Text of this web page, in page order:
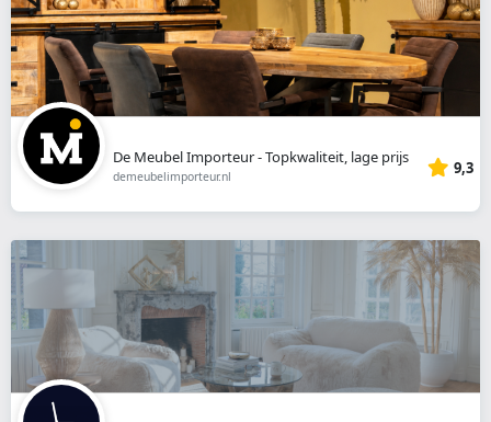
De Meubel Importeur - Topkwaliteit, lage prijs
demeubelimporteur.nl 9,3